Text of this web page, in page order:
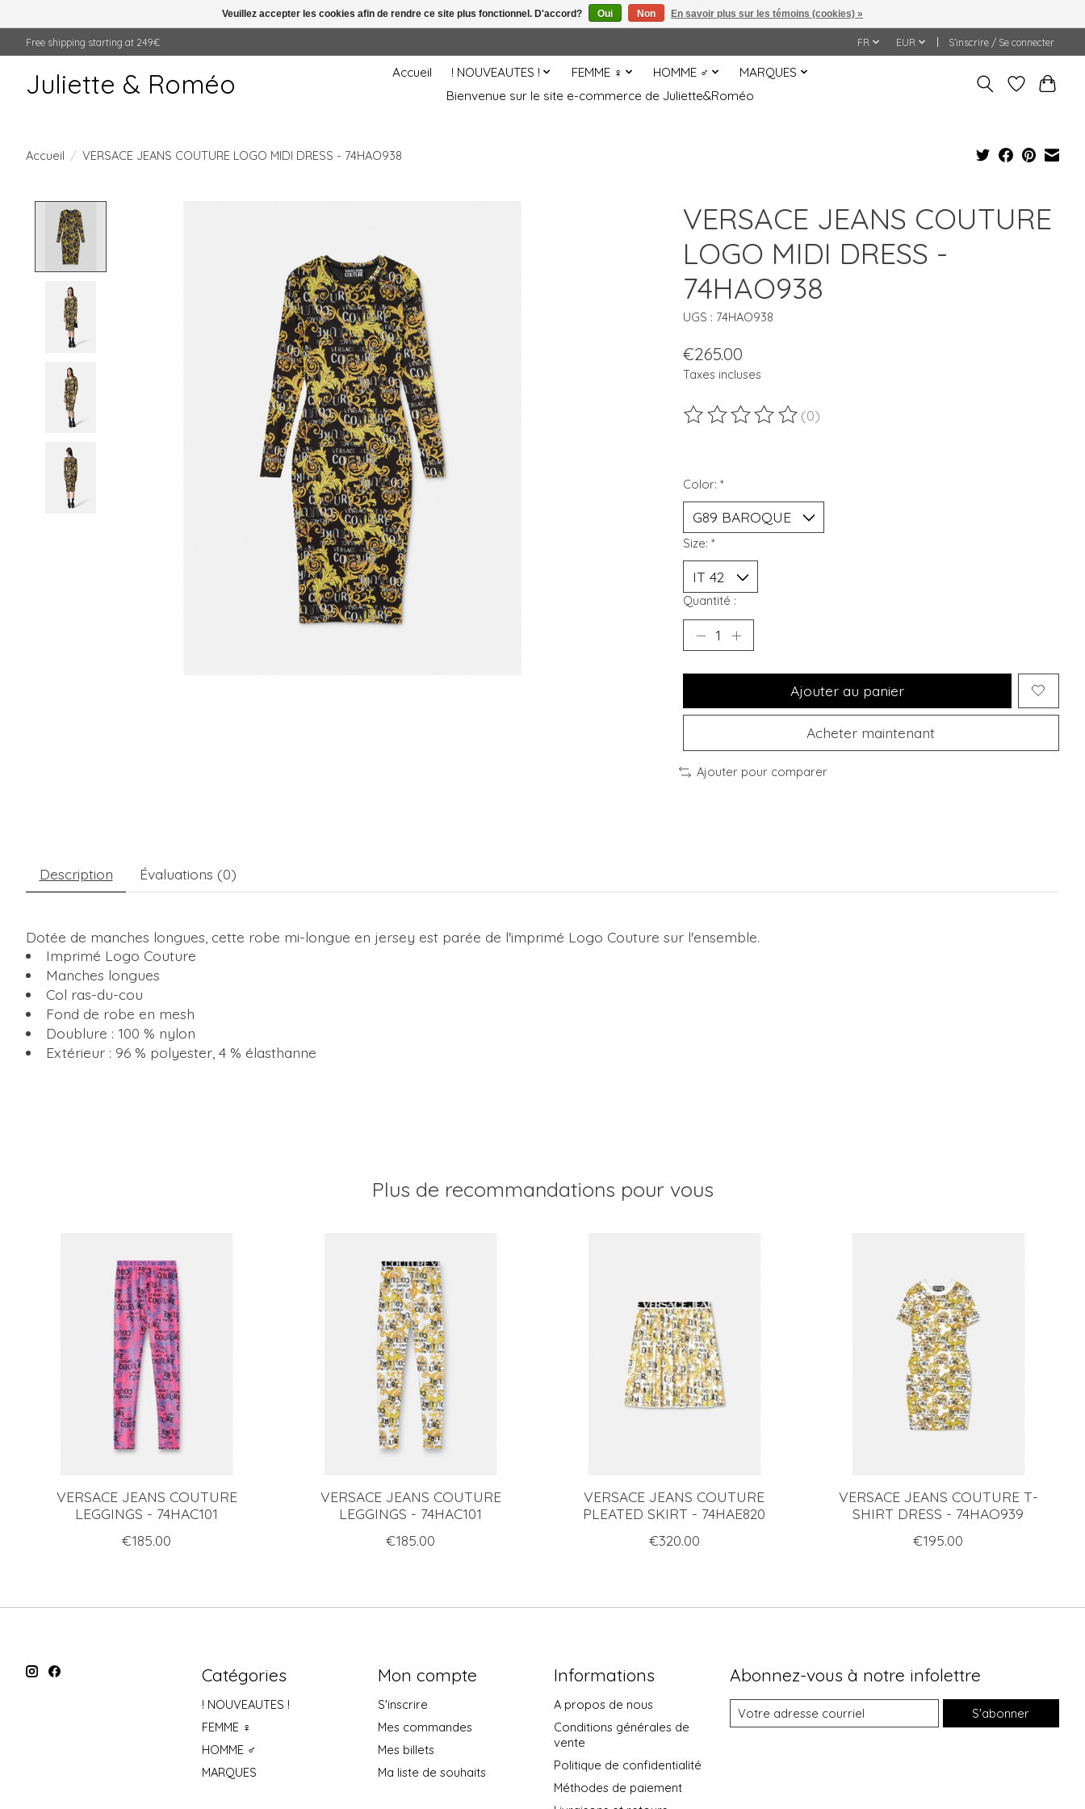
Free shipping starting at 249€ FR EUR S’inscrire / Se connecter
Juliette & Roméo Accueil ! NOUVEAUTES ! FEMME ♀ HOMME ♂
MARQUES
Bienvenue sur le site e-commerce de Juliette&Roméo
Accueil / VERSACE JEANS COUTURE LOGO MIDI DRESS - 74HAO938
VERSACE JEANS COUTURE
LOGO MIDI DRESS -
74HAO938
UGS : 74HAO938
€265.00
Taxes incluses
Ce produit est évalué à
(0)
Color: *
Size: *
Quantité :
Ajouter au panier
Acheter maintenant
Ajouter pour comparer
Description Évaluations (0)
Dotée de manches longues, cette robe mi-longue en jersey est parée de l'imprimé Logo Couture sur l'ensemble.
Imprimé Logo Couture
Manches longues
Col ras-du-cou
Fond de robe en mesh
Doublure : 100 % nylon
Extérieur : 96 % polyester, 4 % élasthanne
Plus de recommandations pour vous
VERSACE JEANS COUTURE
LEGGINGS - 74HAC101
€185.00
VERSACE JEANS COUTURE
LEGGINGS - 74HAC101
€185.00
VERSACE JEANS COUTURE
PLEATED SKIRT - 74HAE820
€320.00
VERSACE JEANS COUTURE T-
SHIRT DRESS - 74HAO939
€195.00
Catégories
! NOUVEAUTES !
FEMME ♀
HOMME ♂
MARQUES
Mon compte
S'inscrire
Mes commandes
Mes billets
Ma liste de souhaits
Informations
A propos de nous
Conditions générales de
vente
Politique de confidentialité
Méthodes de paiement
Abonnez-vous à notre infolettre
S'abonner
Veuillez accepter les cookies afin de rendre ce site plus fonctionnel. D'accord? Oui Non En savoir plus sur les témoins (cookies) »